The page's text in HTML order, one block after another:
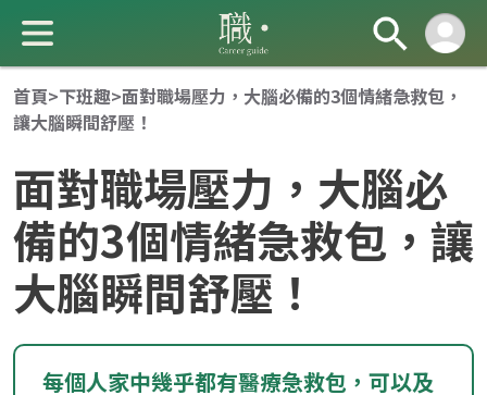
首頁>下班趣>面對職場壓力，大腦必備的3個情緒急救包，
讓大腦瞬間舒壓！
面對職場壓力，大腦必
備的3個情緒急救包，讓
大腦瞬間舒壓！
每個人家中幾乎都有醫療急救包，可以及